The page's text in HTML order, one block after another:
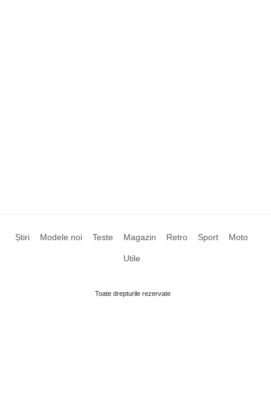
Știri Modele noi Teste Magazin Retro Sport Moto
Utile
Toate drepturile rezervate